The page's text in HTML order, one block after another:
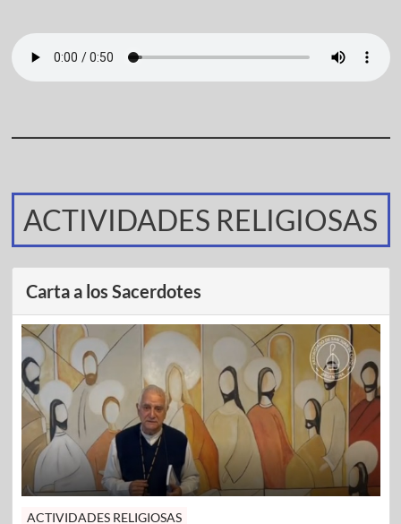
ACTIVIDADES RELIGIOSAS
Carta a los Sacerdotes
ACTIVIDADES RELIGIOSAS